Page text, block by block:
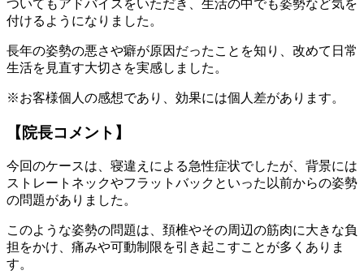
ついてもアドバイスをいただき、生活の中でも姿勢など気を
付けるようになりました。
長年の姿勢の悪さや癖が原因だったことを知り、改めて日常
生活を見直す大切さを実感しました。
※お客様個人の感想であり、効果には個人差があります。
【院長コメント】
今回のケースは、寝違えによる急性症状でしたが、背景には
ストレートネックやフラットバックといった以前からの姿勢
の問題がありました。
このような姿勢の問題は、頚椎やその周辺の筋肉に大きな負
担をかけ、痛みや可動制限を引き起こすことが多くありま
す。